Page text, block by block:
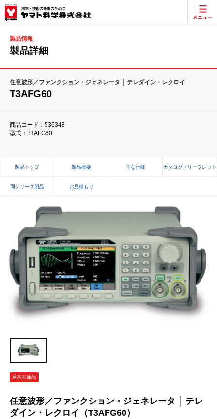
製品情報
製品詳細
任意波形／ファンクション・ジェネレータ │ テレダイン・レクロイ
T3AFG60
商品コード：536348
型式：T3AFG60
製品トップ 製品概要 主な仕様 カタログ／リーフレット
同シリーズ製品 お見積もり
通常在庫品
任意波形／ファンクション・ジェネレータ │ テレ
ダイン・レクロイ（T3AFG60）